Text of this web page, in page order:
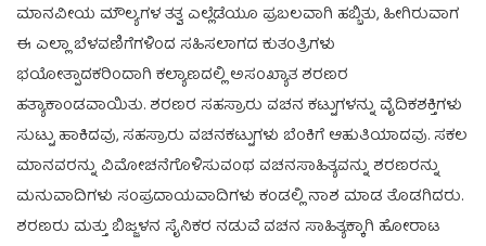
ಮಾನವೀಯ ಮೌಲ್ಯಗಳ ತತ್ವ ಎಲ್ಲೆಡೆಯೂ ಪ್ರಬಲವಾಗಿ ಹಬ್ಬಿತು, ಹೀಗಿರುವಾಗ
ಈ ಎಲ್ಲಾ ಬೆಳವಣಿಗೆಗಳಿಂದ ಸಹಿಸಲಾಗದ ಕುತಂತ್ರಿಗಳು
ಭಯೋತ್ಪಾದಕರಿಂದಾಗಿ ಕಲ್ಯಾಣದಲ್ಲಿ ಅಸಂಖ್ಯಾತ ಶರಣರ
ಹತ್ಯಾಕಾಂಡವಾಯಿತು. ಶರಣರ ಸಹಸ್ರಾರು ವಚನ ಕಟ್ಟುಗಳನ್ನು ವೈದಿಕಶಕ್ತಿಗಳು
ಸುಟ್ಟು ಹಾಕಿದವು, ಸಹಸ್ರಾರು ವಚನಕಟ್ಟುಗಳು ಬೆಂಕಿಗೆ ಆಹುತಿಯಾದವು. ಸಕಲ
ಮಾನವರನ್ನು ವಿಮೋಚನೆಗೊಳಿಸುವಂಥ ವಚನಸಾಹಿತ್ಯವನ್ನು ಶರಣರನ್ನು
ಮನುವಾದಿಗಳು ಸಂಪ್ರದಾಯವಾದಿಗಳು ಕಂಡಲ್ಲಿ ನಾಶ ಮಾಡ ತೊಡಗಿದರು.
ಶರಣರು ಮತ್ತು ಬಿಜ್ಜಳನ ಸೈನಿಕರ ನಡುವೆ ವಚನ ಸಾಹಿತ್ಯಕ್ಕಾಗಿ ಹೋರಾಟ